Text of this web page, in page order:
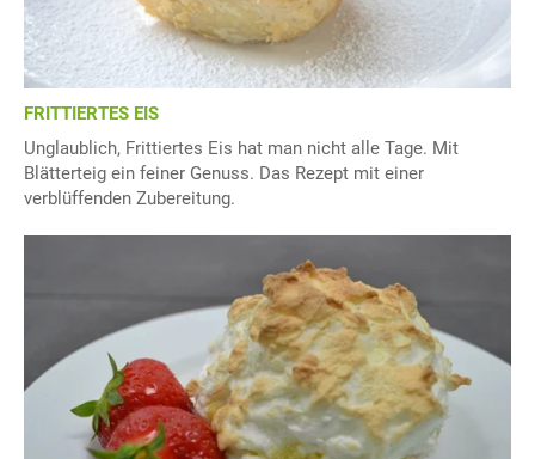
FRITTIERTES EIS
Unglaublich, Frittiertes Eis hat man nicht alle Tage. Mit
Blätterteig ein feiner Genuss. Das Rezept mit einer
verblüffenden Zubereitung.